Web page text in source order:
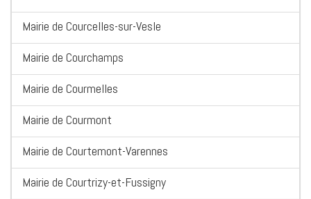
Mairie de Courcelles-sur-Vesle
Mairie de Courchamps
Mairie de Courmelles
Mairie de Courmont
Mairie de Courtemont-Varennes
Mairie de Courtrizy-et-Fussigny